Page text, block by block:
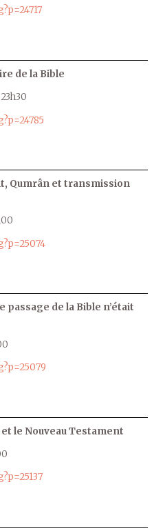
de la Bible
23h30
Qumrân et transmission
passage de la Bible n’était
le Nouveau Testament